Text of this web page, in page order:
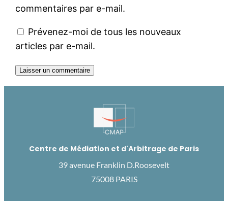
commentaires par e-mail.
Prévenez-moi de tous les nouveaux
articles par e-mail.
Centre de Médiation et d'Arbitrage de Paris
39 avenue Franklin D.Roosevelt
75008 PARIS